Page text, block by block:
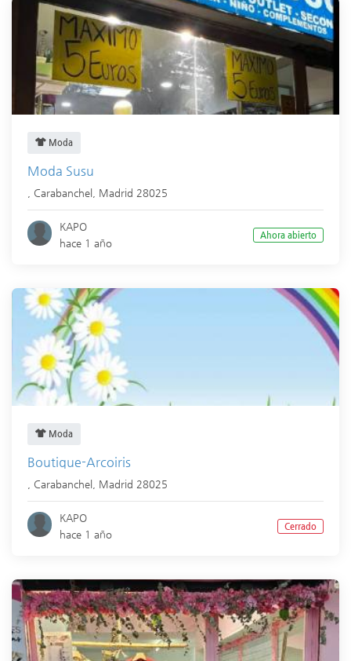
Moda
Moda Susu
Carabanchel Madrid 28025
KAPO
hace 1 año
Ahora abierto
Moda
Boutique-Arcoiris
Carabanchel Madrid 28025
KAPO
hace 1 año
Cerrado